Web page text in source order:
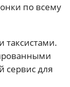
по всему
сервис для